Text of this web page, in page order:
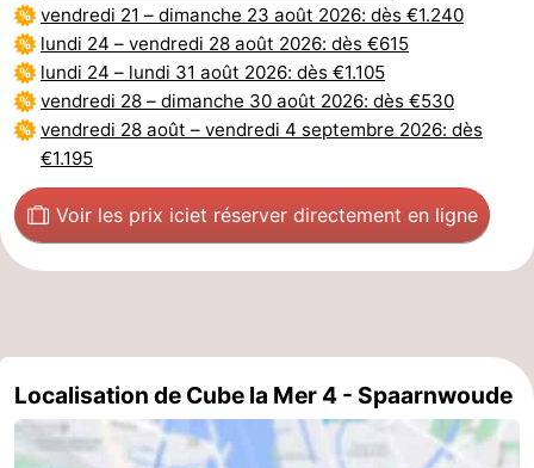
vendredi 21 – dimanche 23 août 2026: dès €1.240
lundi 24 – vendredi 28 août 2026: dès €615
lundi 24 – lundi 31 août 2026: dès €1.105
vendredi 28 – dimanche 30 août 2026: dès €530
vendredi 28 août – vendredi 4 septembre 2026: dès
€1.195
Voir les prix iciet réserver directement en ligne
Localisation de Cube la Mer 4 - Spaarnwoude